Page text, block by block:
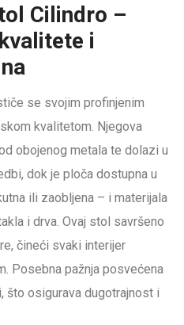
Cilindro –
i
se svojim profinjenim
kvalitetom. Njegova
obojenog metala te dolazi u
dok je ploča dostupna u
ili zaobljena – i materijala
i drva. Ovaj stol savršeno
čineći svaki interijer
Posebna pažnja posvećena
što osigurava dugotrajnost i